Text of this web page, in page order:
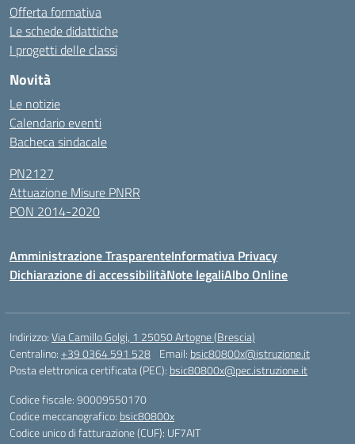
Offerta formativa
Le schede didattiche
I progetti delle classi
Novità
Le notizie
Calendario eventi
Bacheca sindacale
PN2127
Attuazione Misure PNRR
PON 2014-2020
Amministrazione TrasparenteInformativa Privacy
Dichiarazione di accessibilitàNote legaliAlbo Online
Indirizzo:Via Camillo Golgi, 1 25050 Artogne (Brescia)
Centralino:+39 0364 591 528 Email: bsic80800x@istruzione.it
Posta elettronica certificata (PEC): bsic80800x@pec.istruzione.it
Codice fiscale: 90009550170
Codice meccanografico: bsic80800x
Codice unico di fatturazione (CUF): UF7AIT